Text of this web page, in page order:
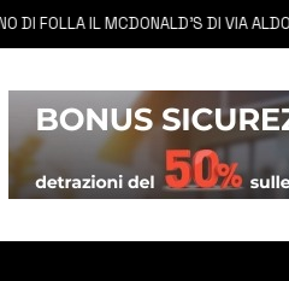
IL MCDONALD’S DI VIA ALDO MORO